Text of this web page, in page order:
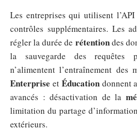
Les entreprises qui utilisent
contrôles supplémentaires. Les
régler la durée de rétentiondes
la sauvegarde des requêtes
n’alimentent l’entraînement des
Enterprise et Éducationdonnent
avancés : désactivation de la
limitation du partage
extérieurs.